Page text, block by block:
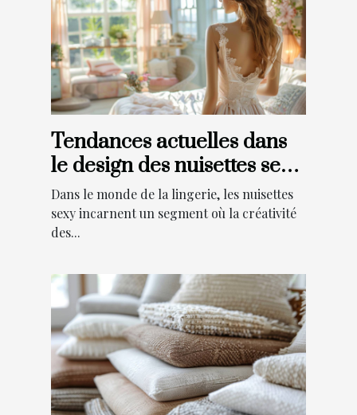
Tendances actuelles dans
le design des nuisettes sexy
et leur impact
Dans le monde de la lingerie, les nuisettes
sexy incarnent un segment où la créativité
des...